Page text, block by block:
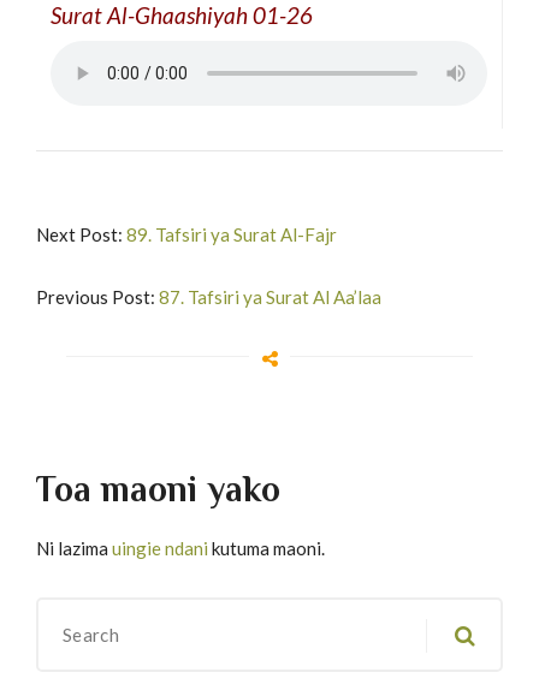
Surat Al-Ghaashiyah 01-26
Next Post: 89. Tafsiri ya Surat Al-Fajr
Previous Post: 87. Tafsiri ya Surat Al Aa’laa
Toa maoni yako
Ni lazima uingie ndani kutuma maoni.